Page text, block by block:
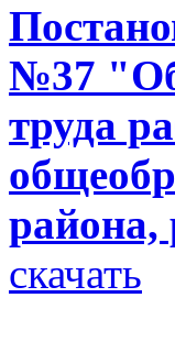
№37 "Об
труда
района,
скачать